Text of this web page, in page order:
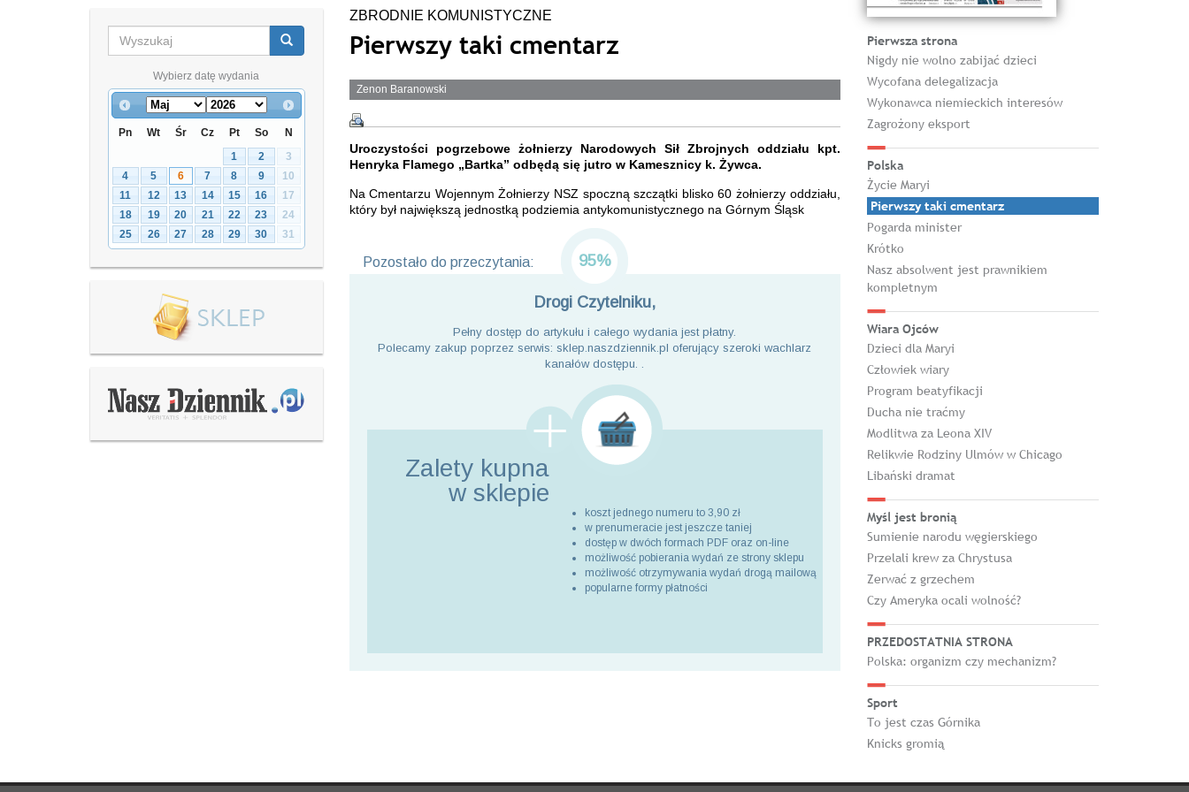
Wybierz datę wydania
Pn Wt Śr Cz Pt So
N
1
2
3
4
5 6 7 8 9
10
11
12 13 14 15 16
17
18
19 20 21 22 23
24
25
26 27 28 29 30 31
ZBRODNIE KOMUNISTYCZNE
Pierwszy taki cmentarz
Zenon Baranowski
Uroczystości pogrzebowe żołnierzy Narodowych Sił Zbrojnych oddziału kpt.
Henryka Flamego „Bartka” odbędą się jutro w Kamesznicy k. Żywca.
Na Cmentarzu Wojennym Żołnierzy NSZ spoczną szczątki blisko 60 żołnierzy oddziału,
który był największą jednostką podziemia antykomunistycznego na Górnym Śląsk
Pozostało do przeczytania: 95%
Drogi Czytelniku,
Pełny dostęp do artykułu i całego wydania jest płatny.
Polecamy zakup poprzez serwis: sklep.naszdziennik.pl oferujący szeroki wachlarz
kanałów dostępu. .
Zalety kupna
w sklepie
koszt jednego numeru to 3,90 zł
w prenumeracie jest jeszcze taniej
dostęp w dwóch formach PDF oraz on-line
możliwość pobierania wydań ze strony sklepu
możliwość otrzymywania wydań drogą mailową
popularne formy płatności
Pierwsza strona
Nigdy nie wolno zabijać dzieci
Wycofana delegalizacja
Wykonawca niemieckich interesów
Zagrożony eksport
Polska
Życie Maryi
Pierwszy taki cmentarz
Pogarda minister
Krótko
Nasz absolwent jest prawnikiem
kompletnym
Wiara Ojców
Dzieci dla Maryi
Człowiek wiary
Program beatyfikacji
Ducha nie traćmy
Modlitwa za Leona XIV
Relikwie Rodziny Ulmów w Chicago
Libański dramat
Myśl jest bronią
Sumienie narodu węgierskiego
Przelali krew za Chrystusa
Zerwać z grzechem
Czy Ameryka ocali wolność?
PRZEDOSTATNIA STRONA
Polska: organizm czy mechanizm?
Sport
To jest czas Górnika
Knicks gromią